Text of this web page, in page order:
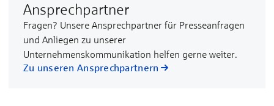
Ansprechpartner
Fragen? Unsere Ansprechpartner für Presseanfragen
und Anliegen zu unserer
Unternehmenskommunikation helfen gerne weiter.
Zu unseren Ansprechpartnern